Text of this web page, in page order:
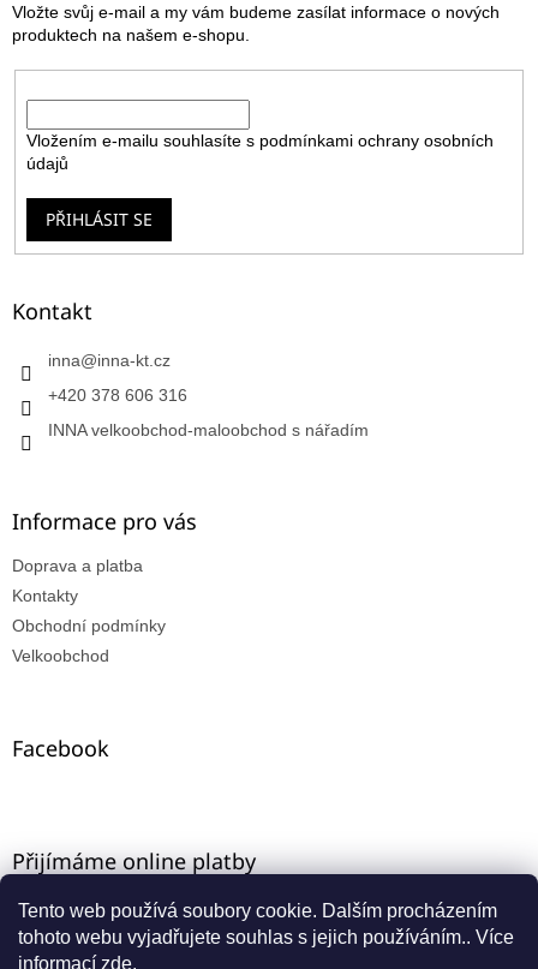
Tento web používá soubory cookie. Dalším procházením
tohoto webu vyjadřujete souhlas s jejich používáním.. Více
informací zde.
Vložte svůj e-mail a my vám budeme zasílat informace o nových
produktech na našem e-shopu.
Vložením e-mailu souhlasíte s podmínkami ochrany osobních
údajů
PŘIHLÁSIT SE
Kontakt
inna@inna-kt.cz
+420 378 606 316
INNA velkoobchod-maloobchod s nářadím
Informace pro vás
Doprava a platba
Kontakty
Obchodní podmínky
Velkoobchod
Facebook
Přijímáme online platby